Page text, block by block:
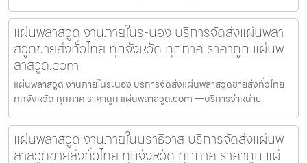
แผ่นพลาสวูด งานภายในระนอง บริการจัดส่งแผ่นพลา
สวูดขายส่งทั่วไทย ทุกจังหวัด ทุกภาค ราคาถูก แผ่นพ
ลาสวูด.com
แผ่นพลาสวูด งานภายในระนอง บริการจัดส่งแผ่นพลาสวูดขายส่งทั่วไทย
ทุกจังหวัด ทุกภาค ราคาถูก แผ่นพลาสวูด.com —บริการจำหน่าย
แผ่นพลาสวูด งานภายในนราธิวาส บริการจัดส่งแผ่นพ
ลาสวูดขายส่งทั่วไทย ทุกจังหวัด ทุกภาค ราคาถูก แผ่